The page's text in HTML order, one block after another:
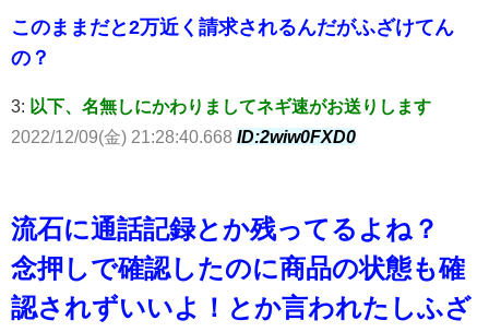
このままだと2万近く請求されるんだがふざけてん
の？
3: 以下、名無しにかわりましてネギ速がお送りします
2022/12/09(金) 21:28:40.668 ID:2wiw0FXD0
流石に通話記録とか残ってるよね？
念押しで確認したのに商品の状態も確
認されずいいよ！とか言われたしふざ